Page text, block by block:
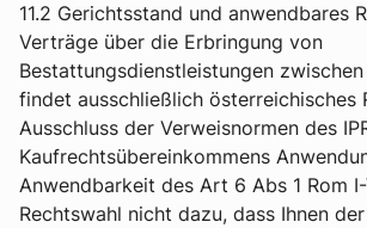
11.2 Gerichtsstand und anwendbares
Verträge über die Erbringung von
Bestattungsdienstleistungen zwischen
findet ausschließlich österreichisches
Ausschluss der Verweisnormen des
Kaufrechtsübereinkommens
Anwendbarkeit des Art 6 Abs 1 Rom
Rechtswahl nicht dazu, dass Ihnen